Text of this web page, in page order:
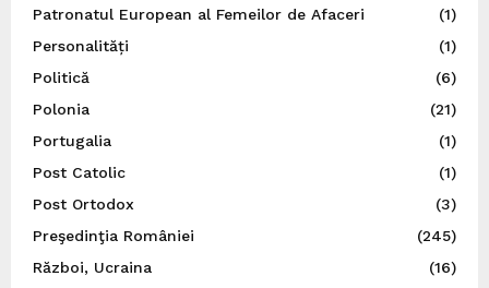
Patronatul European al Femeilor de Afaceri
(1)
Personalități
(1)
Politică
(6)
Polonia
(21)
Portugalia
(1)
Post Catolic
(1)
Post Ortodox
(3)
Preşedinţia României
(245)
Război, Ucraina
(16)